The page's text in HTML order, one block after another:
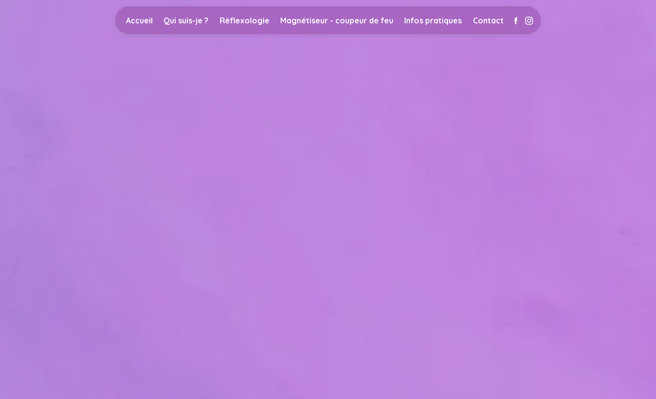
Accueil Qui suis-je ? Réflexologie Magnétiseur - coupeur de feu Infos pratiques Contact